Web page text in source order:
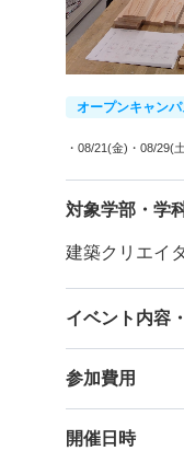
オープンキャンパ
・08/21(金) ・08/29(
対象学部・学
建築クリエイ
イベント内容
参加費用
開催日時